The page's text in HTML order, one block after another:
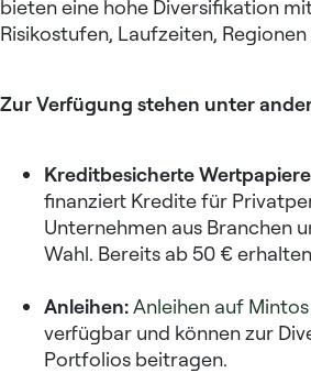
bieten eine hohe Diversifikation
Risikostufen, Laufzeiten,
Zur Verfügung stehen unter
Kreditbesicherte Wertpapiere
finanziert Kredite für
Unternehmen aus Branchen
Wahl. Bereits ab 50 €
Anleihen:Anleihen auf Mintos
verfügbar und können zur
Portfolios beitragen.